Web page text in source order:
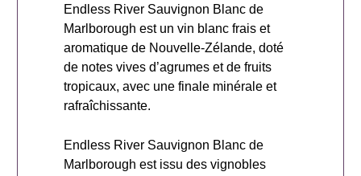
Endless River Sauvignon Blanc de
Marlborough est un vin blanc frais et
aromatique de Nouvelle-Zélande, doté
de notes vives d’agrumes et de fruits
tropicaux, avec une finale minérale et
rafraîchissante.
Endless River Sauvignon Blanc de
Marlborough est issu des vignobles